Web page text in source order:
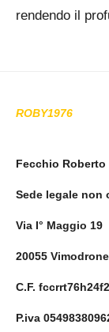
rendendo il
ROBY1976
Fecchio
Sede legale non
Via I°
20055
C.F.
P.iva